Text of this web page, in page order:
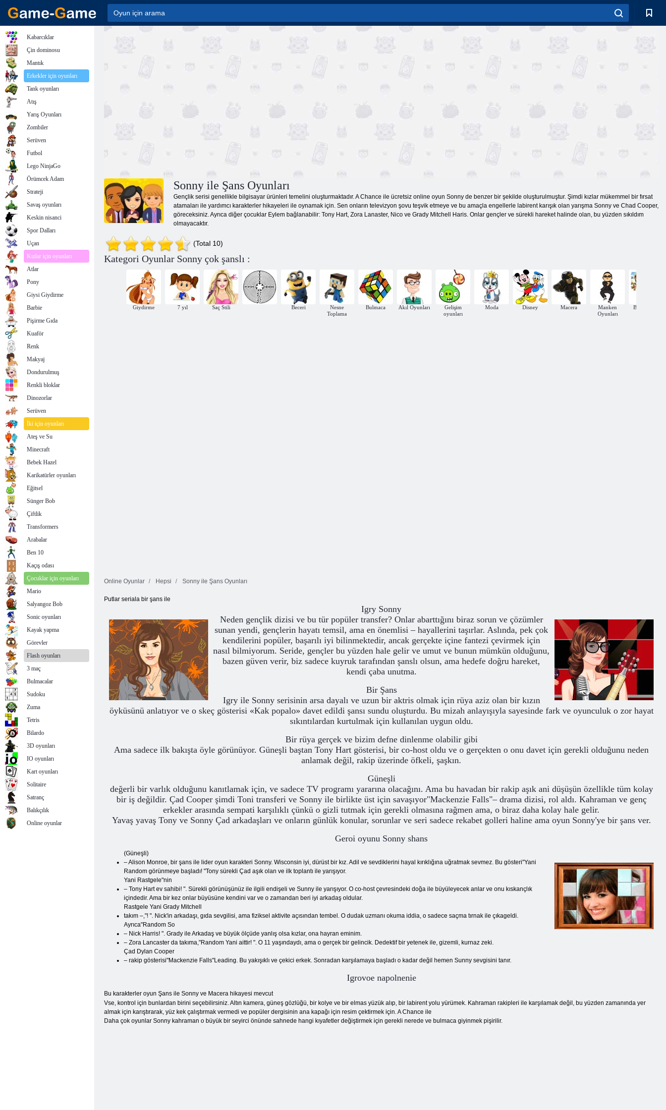
Sonny ile Şans Oyunları
Gençlik serisi genellikle bilgisayar ürünleri temelini oluşturmaktadır. A Chance ile ücretsiz online oyun Sonny de benzer bir şekilde oluşturulmuştur. Şimdi kızlar mükemmel bir fırsat
atamaları ile yardımcı karakterler hikayeleri ile oynamak için. Sen onların televizyon şovu teşvik etmeye ve bu amaçla engellerle labirent karışık olan yarışma Sonny ve Chad Cooper,
göreceksiniz. Ayrıca diğer çocuklar Eylem bağlanabilir: Tony Hart, Zora Lanaster, Nico ve Grady Mitchell Haris. Onlar gençler ve sürekli hareket halinde olan, bu yüzden sıkıldım
olmayacaktır.
(Total 10)
Kategori Oyunlar Sonny çok şanslı :
Giydirme 7 yıl Saç Stili Beceri
Nesne
Toplama
Bulmaca Akıl Oyunları
Gelişim
oyunları
Moda Disney Macera
Manken
Oyunları
Bulmacalar
Online Oyunlar Hepsi Sonny ile Şans Oyunları
Putlar seriala bir şans ile
Igry Sonny
Neden gençlik dizisi ve bu tür popüler transfer? Onlar abarttığını biraz sorun ve çözümler
sunan yendi, gençlerin hayatı temsil, ama en önemlisi – hayallerini taşırlar. Aslında, pek çok
kendilerini popüler, başarılı iyi bilinmektedir, ancak gerçekte içine fantezi çevirmek için
nasıl bilmiyorum. Seride, gençler bu yüzden hale gelir ve umut ve bunun mümkün olduğunu,
bazen güven verir, biz sadece kuyruk tarafından şanslı olsun, ama hedefe doğru hareket,
kendi çaba unutma.
Bir Şans
Igry ile Sonny serisinin arsa dayalı ve uzun bir aktris olmak için rüya aziz olan bir kızın
öyküsünü anlatıyor ve o skeç gösterisi «Kak popalo» davet edildi şansı sundu oluşturdu. Bu mizah anlayışıyla sayesinde fark ve oyunculuk o zor hayat
sıkıntılardan kurtulmak için kullanılan uygun oldu.
Bir rüya gerçek ve bizim defne dinlenme olabilir gibi
Ama sadece ilk bakışta öyle görünüyor. Güneşli baştan Tony Hart gösterisi, bir co-host oldu ve o gerçekten o onu davet için gerekli olduğunu neden
anlamak değil, rakip üzerinde öfkeli, şaşkın.
Güneşli
değerli bir varlık olduğunu kanıtlamak için, ve sadece TV programı yararına olacağını. Ama bu havadan bir rakip aşık ani düşüşün özellikle tüm kolay
bir iş değildir. Çad Cooper şimdi Toni transferi ve Sonny ile birlikte üst için savaşıyor"Mackenzie Falls"– drama dizisi, rol aldı. Kahraman ve genç
erkekler arasında sempati karşılıklı çünkü o gizli tutmak için gerekli olmasına rağmen ama, o biraz daha kolay hale gelir.
Yavaş yavaş Tony ve Sonny Çad arkadaşları ve onların günlük konular, sorunlar ve seri sadece rekabet golleri haline ama oyun Sonny'ye bir şans ver.
Geroi oyunu Sonny shans
(Güneşli)
– Alison Monroe, bir şans ile lider oyun karakteri Sonny. Wisconsin iyi, dürüst bir kız. Adil ve sevdiklerini hayal kırıklığına uğratmak sevmez. Bu gösteri"Yani
Random görünmeye başladı! "Tony sürekli Çad aşık olan ve ilk toplantı ile yarışıyor.
Yani Rastgele"nin
– Tony Hart ev sahibi! ". Sürekli görünüşünüz ile ilgili endişeli ve Sunny ile yarışıyor. O co-host çevresindeki doğa ile büyüleyecek anlar ve onu kıskançlık
içindedir. Ama bir kez onlar büyüsüne kendini var ve o zamandan beri iyi arkadaş oldular.
Rastgele Yani Grady Mitchell
takım –,"! ". Nick'in arkadaşı, gıda sevgilisi, ama fiziksel aktivite açısından tembel. O dudak uzmanı okuma iddia, o sadece saçma tırnak ile çıkageldi.
Ayrıca"Random So
– Nick Harris! ". Grady ile Arkadaş ve büyük ölçüde yanlış olsa kızlar, ona hayran eminim.
– Zora Lancaster da takıma,"Random Yani aittir! ". O 11 yaşındaydı, ama o gerçek bir gelincik. Dedektif bir yetenek ile, gizemli, kurnaz zeki.
Çad Dylan Cooper
– rakip gösterisi"Mackenzie Falls"Leading. Bu yakışıklı ve çekici erkek. Sonradan karşılamaya başladı o kadar değil hemen Sunny sevgisini tanır.
Igrovoe napolnenie
Bu karakterler oyun Şans ile Sonny ve Macera hikayesi mevcut
Vse, kontrol için bunlardan birini seçebilirsiniz. Altın kamera, güneş gözlüğü, bir kolye ve bir elmas yüzük alıp, bir labirent yolu yürümek. Kahraman rakipleri ile karşılamak değil, bu yüzden zamanında yer
almak için karıştırarak, yüz kek çalıştırmak vermedi ve popüler dergisinin ana kapağı için resim çektirmek için. A Chance ile
Daha çok oyunlar Sonny kahraman o büyük bir seyirci önünde sahnede hangi kıyafetler değiştirmek için gerekli nerede ve bulmaca giyinmek pişirilir.
Kabarcıklar
Çin dominosu
Mantık
Erkekler için oyunları
Tank oyunları
Atış
Yarış Oyunları
Zombiler
Serüven
Futbol
Lego NinjaGo
Örümcek Adam
Strateji
Savaş oyunları
Keskin nisanci
Spor Dalları
Uçan
Kızlar için oyunları
Atlar
Pony
Giysi Giydirme
Barbie
Pişirme Gıda
Kuaför
Renk
Makyaj
Dondurulmuş
Renkli bloklar
Dinozorlar
Serüven
İki için oyunları
Ateş ve Su
Minecraft
Bebek Hazel
Karikatürler oyunları
Eğitsel
Sünger Bob
Çiftlik
Transformers
Arabalar
Ben 10
Kaçış odası
Çocuklar için oyunları
Mario
Salyangoz Bob
Sonic oyunları
Kayak yapma
Görevler
Flash oyunları
3 maç
Bulmacalar
Sudoku
Zuma
Tetris
Bilardo
3D oyunları
IO oyunları
Kart oyunları
Solitaire
Satranç
Balıkçılık
Online oyunlar